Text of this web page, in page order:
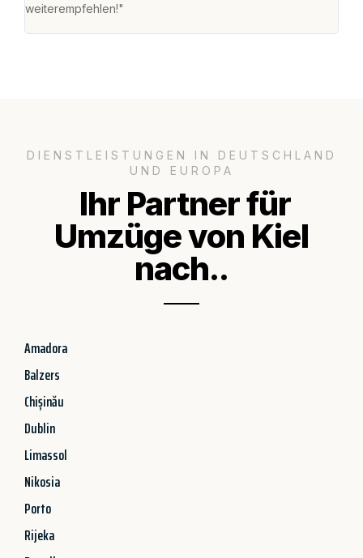
weiterempfehlen!"
DIENSTLEISTUNGEN IN DEUTSCHLAND
UND EUROPA
Ihr Partner für
Umzüge von Kiel
nach..
Amadora
Balzers
Chișinău
Dublin
Limassol
Nikosia
Porto
Rijeka